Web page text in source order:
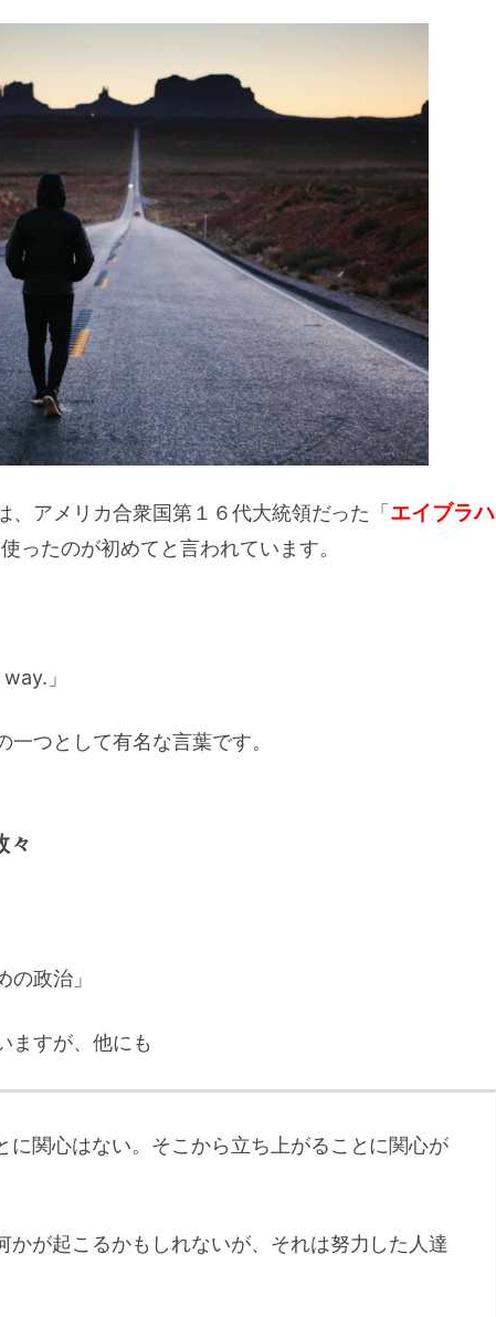
、アメリカ合衆国第１６代大統領だった「 エイブラハ
ったのが初めてと言われています。
」
つとして有名な言葉です。
々
政治」
ますが、他にも
に関心はない。そこから立ち上がることに関心が
かが起こるかもしれないが、それは努力した人達